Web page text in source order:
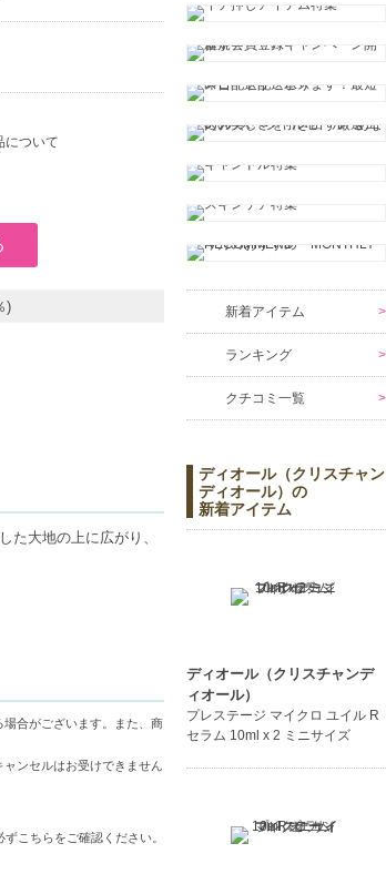
について
)
た大地の上に広がり、
してこの香りを創りま
て、地元の生産者と
合がございます。また、商
ンセルはお受けできません
ずこちらをご確認ください。
新着アイテム
ランキング
クチコミ一覧
ディオール（クリスチャン
ディオール）の
新着アイテム
ディオール（クリスチャンデ
ィオール）
プレステージ マイクロ ユイル R
セラム 10ml x 2 ミニサイズ